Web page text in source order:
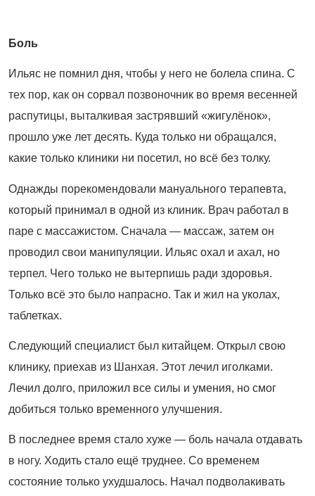
Боль
Ильяс не помнил дня, чтобы у него не болела спина. С
тех пор, как он сорвал позвоночник во время весенней
распутицы, выталкивая застрявший «жигулёнок»,
прошло уже лет десять. Куда только ни обращался,
какие только клиники ни посетил, но всё без толку.
Однажды порекомендовали мануального терапевта,
который принимал в одной из клиник. Врач работал в
паре с массажистом. Сначала — массаж, затем он
проводил свои манипуляции. Ильяс охал и ахал, но
терпел. Чего только не вытерпишь ради здоровья.
Только всё это было напрасно. Так и жил на уколах,
таблетках.
Следующий специалист был китайцем. Открыл свою
клинику, приехав из Шанхая. Этот лечил иголками.
Лечил долго, приложил все силы и умения, но смог
добиться только временного улучшения.
В последнее время стало хуже — боль начала отдавать
в ногу. Ходить стало ещё труднее. Со временем
состояние только ухудшалось. Начал подволакивать